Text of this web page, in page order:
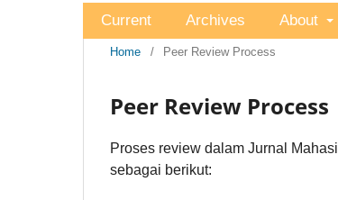
Current Archives About
Home / Peer Review Process
Peer Review Process
Proses review dalam Jurnal
sebagai berikut: